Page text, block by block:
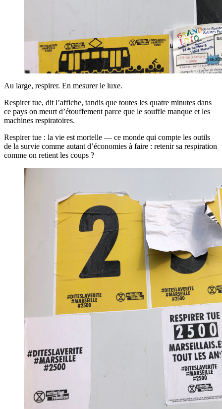
Au large, respirer. En mesurer le luxe.
Respirer tue, dit l’affiche, tandis que toutes les quatre minutes dans
ce pays on meurt d’étouffement parce que le souffle manque et les
machines respiratoires.
Respirer tue : la vie est mortelle — ce monde qui compte les outils
de la survie comme autant d’économies à faire : retenir sa respiration
comme on retient les coups ?